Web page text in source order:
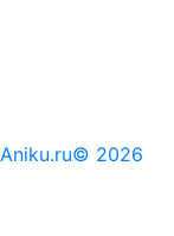
Aniku.ru© 2026